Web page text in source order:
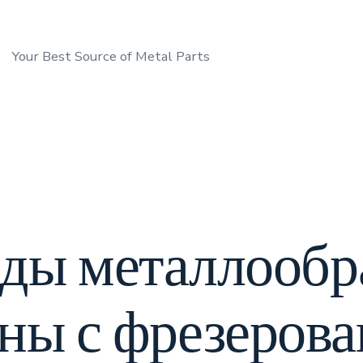
Your Best Source of Metal Parts
с